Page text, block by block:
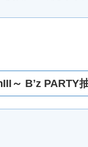
～ B’z PARTY